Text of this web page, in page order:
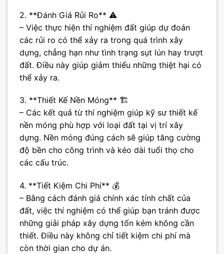
2. **Đánh Giá Rủi Ro** ⚠️
– Việc thực hiện thí nghiệm đất giúp dự đoán
các rủi ro có thể xảy ra trong quá trình xây
dựng, chẳng hạn như tình trạng sụt lún hay trượt
đất. Điều này giúp giảm thiểu những thiệt hại có
thể xảy ra.
3. **Thiết Kế Nền Móng** 🏗️
– Các kết quả từ thí nghiệm giúp kỹ sư thiết kế
nền móng phù hợp với loại đất tại vị trí xây
dựng. Nền móng đúng cách sẽ giúp tăng cường
độ bền cho công trình và kéo dài tuổi thọ cho
các cấu trúc.
4. **Tiết Kiệm Chi Phí** 💰
– Bằng cách đánh giá chính xác tính chất của
đất, việc thí nghiệm có thể giúp bạn tránh được
những giải pháp xây dựng tốn kém không cần
thiết. Điều này không chỉ tiết kiệm chi phí mà
còn thời gian cho dự án.